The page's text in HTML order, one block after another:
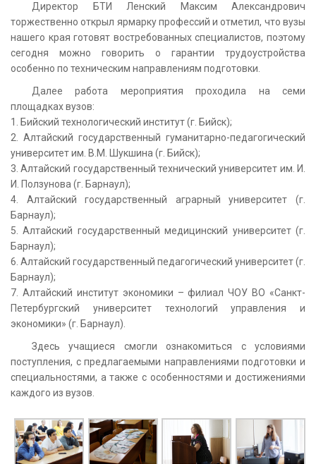
Директор БТИ Ленский Максим Александрович
торжественно открыл ярмарку профессий и отметил, что вузы
нашего края готовят востребованных специалистов, поэтому
сегодня можно говорить о гарантии трудоустройства
особенно по техническим направлениям подготовки.
Далее работа мероприятия проходила на семи
площадках вузов:
1. Бийский технологический институт (г. Бийск);
2. Алтайский государственный гуманитарно-педагогический
университет им. В.М. Шукшина (г. Бийск);
3. Алтайский государственный технический университет им. И.
И. Ползунова (г. Барнаул);
4. Алтайский государственный аграрный университет (г.
Барнаул);
5. Алтайский государственный медицинский университет (г.
Барнаул);
6. Алтайский государственный педагогический университет (г.
Барнаул);
7. Алтайский институт экономики – филиал ЧОУ ВО «Санкт-
Петербургский университет технологий управления и
экономики» (г. Барнаул).
Здесь учащиеся смогли ознакомиться с условиями
поступления, с предлагаемыми направлениями подготовки и
специальностями, а также с особенностями и достижениями
каждого из вузов.